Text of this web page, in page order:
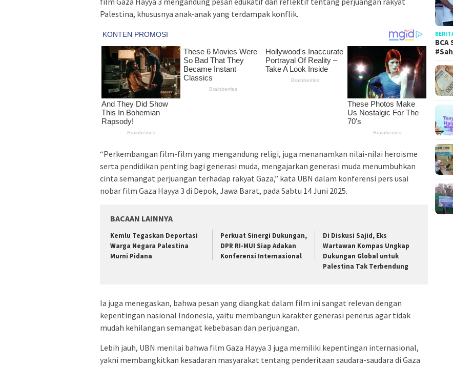
Palestina, khususnya anak-anak yang terdampak konflik.
“Perkembangan film-film yang mengandung religi, juga menanamkan nilai-nilai heroisme
serta pendidikan penting bagi generasi muda, mengajarkan generasi muda menumbuhkan
cinta semangat perjuangan terhadap rakyat Gaza,” kata UBN dalam konferensi pers usai
nobar film Gaza Hayya 3 di Depok, Jawa Barat, pada Sabtu 14 Juni 2025.
BACAAN LAINNYA
Kemlu Tegaskan Deportasi
Warga Negara Palestina
Murni Pidana
Perkuat Sinergi Dukungan,
DPR RI-MUI Siap Adakan
Konferensi Internasional
​Di Diskusi Sajid, Eks
Wartawan Kompas Ungkap
Dukungan Global untuk
Palestina Tak Terbendung
Ia juga menegaskan, bahwa pesan yang diangkat dalam film ini sangat relevan dengan
kepentingan nasional Indonesia, yaitu membangun karakter generasi penerus agar tidak
mudah kehilangan semangat kebebasan dan perjuangan.
Lebih jauh, UBN menilai bahwa film Gaza Hayya 3 juga memiliki kepentingan internasional,
yakni membangkitkan kesadaran masyarakat tentang penderitaan saudara-saudara di Gaza
BCA